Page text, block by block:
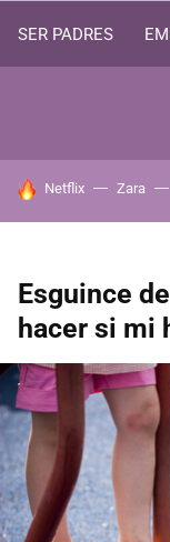
SER PADRES
HOY SE HABLA DE
Netflix Zara
Esguince
hacer si mi